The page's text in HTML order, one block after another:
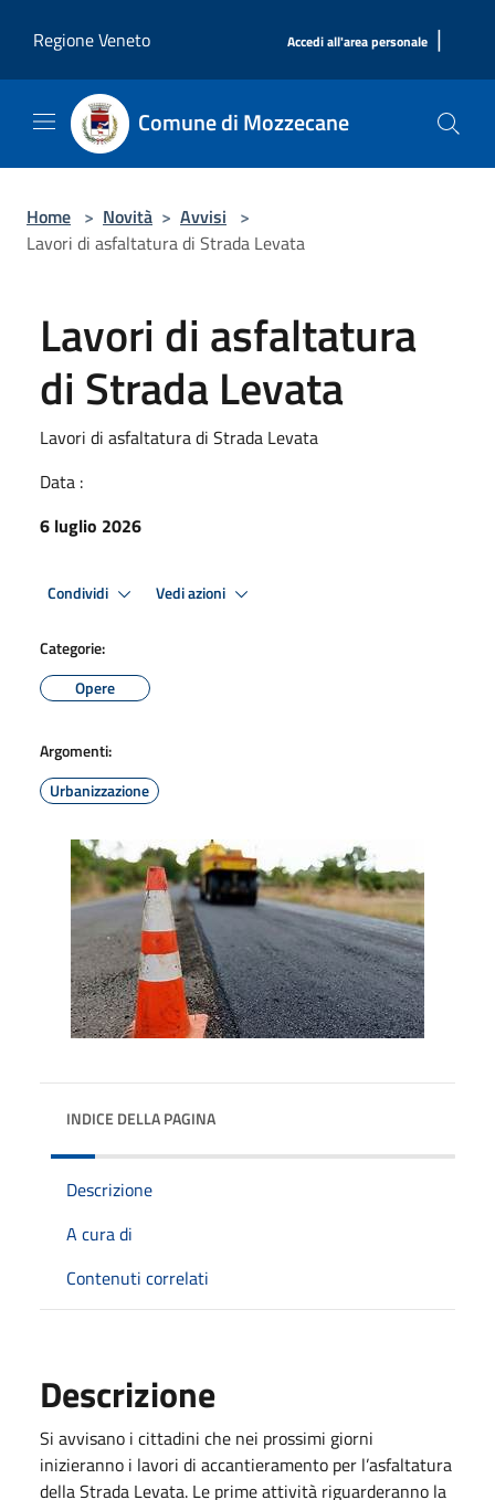
Regione Veneto
Accedi all'area personale |
Comune di Mozzecane
Home > Novità > Avvisi >
Lavori di asfaltatura di Strada Levata
Lavori di asfaltatura
di Strada Levata
Lavori di asfaltatura di Strada Levata
Data :
6 luglio 2026
Condividi Vedi azioni
Categorie:
Opere
Argomenti:
Urbanizzazione
INDICE DELLA PAGINA
Descrizione
A cura di
Contenuti correlati
Descrizione
Si avvisano i cittadini che nei prossimi giorni
inizieranno i lavori di accantieramento per l’asfaltatura
della Strada Levata. Le prime attività riguarderanno la